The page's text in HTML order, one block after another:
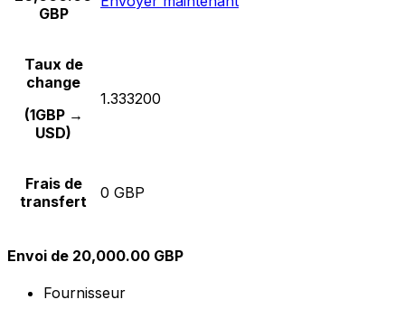
GBP
Taux de
change
(1GBP →
USD)
1.333200
Frais de
transfert
0 GBP
Envoi de 20,000.00 GBP
Fournisseur